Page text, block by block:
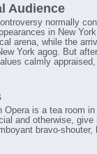
Audience
normally
in New
arena, while the
York agog. But
calmly
Opera is a tea room
and otherwise,
bravo-